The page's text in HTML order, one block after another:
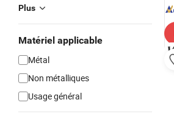
Plus
Matériel applicable
Métal
Non métalliques
Usage général